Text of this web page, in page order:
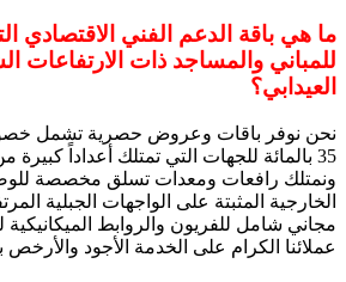
ما هي باقة الدعم الفني الاقتصادي
للمباني والمساجد ذات الارتفاعات
العيدابي؟
نحن نوفر باقات وعروض حصرية تشمل
35 بالمائة للجهات التي تمتلك أعداداً
ونمتلك رافعات ومعدات تسلق مخصصة
الخارجية المثبتة على الواجهات الجبلية
مجاني شامل للفريون والروابط
عملائنا الكرام على الخدمة الأجود والأرخص